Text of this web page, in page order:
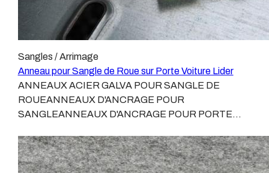
Sangles / Arrimage
Anneau pour Sangle de Roue sur Porte Voiture Lider
ANNEAUX ACIER GALVA POUR SANGLE DE
ROUEANNEAUX D'ANCRAGE POUR
SANGLEANNEAUX D'ANCRAGE POUR PORTE
2 rondellesSur les remorques porte voiture de marque
LIDER, l'utilisation des sangles de roues n'est pas